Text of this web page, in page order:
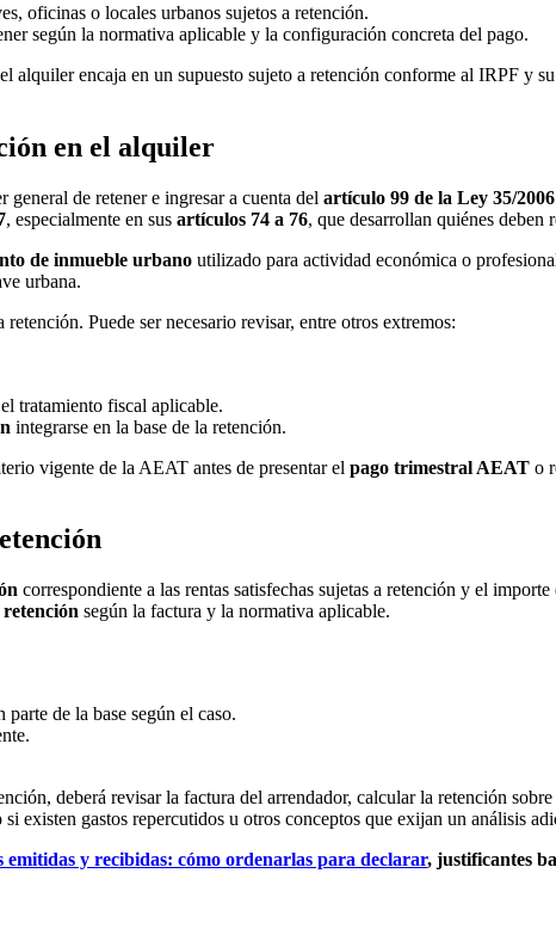
oficinas o locales urbanos sujetos a retención.
según la normativa aplicable y la configuración concreta del pago.
alquiler encaja en un supuesto sujeto a retención conforme al IRPF y
en el alquiler
general de retener e ingresar a cuenta del artículo 99 de la Ley 35/2006
, especialmente en sus artículos 74 a 76, que desarrollan quiénes deben
de inmueble urbano utilizado para actividad económica o
urbana.
Puede ser necesario revisar, entre otros extremos:
tratamiento fiscal aplicable.
integrarse en la base de la retención.
vigente de la AEAT antes de presentar el pago trimestral AEAT o
correspondiente a las rentas satisfechas sujetas a retención y el
retención según la factura y la normativa aplicable.
parte de la base según el caso.
deberá revisar la factura del arrendador, calcular la retención
si existen gastos repercutidos u otros conceptos que exijan un análisis
emitidas y recibidas: cómo ordenarlas para declarar, justificantes